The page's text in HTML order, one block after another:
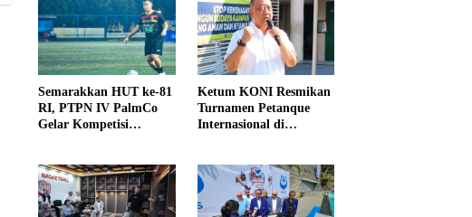
Semarakkan HUT ke-81
RI, PTPN IV PalmCo
Gelar Kompetisi
Ketum KONI Resmikan
Turnamen Petanque
Internasional di